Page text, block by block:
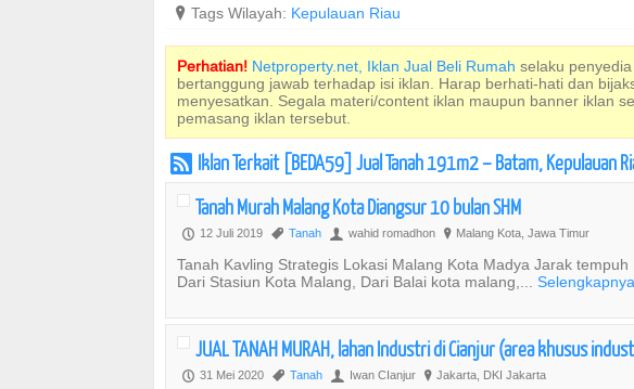
? Tags Wilayah: Kepulauan Riau
Perhatian! Netproperty.net, Iklan Jual Beli Rumah selaku
bertanggung jawab terhadap isi iklan. Harap berhati-hati dan
menyesatkan. Segala materi/content iklan maupun banner iklan
pemasang iklan tersebut.
r Iklan Terkait [BEDA59] Jual Tanah 191m2 – Batam, Kepulauan
Tanah Murah Malang Kota Diangsur 10 bulan SHM
P 12 Juli 2019 , Tanah U wahid romadhon ? Malang Kota, Jawa Timur
Tanah Kavling Strategis Lokasi Malang Kota Madya Jarak
Dari Stasiun Kota Malang, Dari Balai kota malang,... Selengkapnya
JUAL TANAH MURAH, lahan Industri di Cianjur (area khusus
P 31 Mei 2020 , Tanah U Iwan CIanjur ? Jakarta, DKI Jakarta